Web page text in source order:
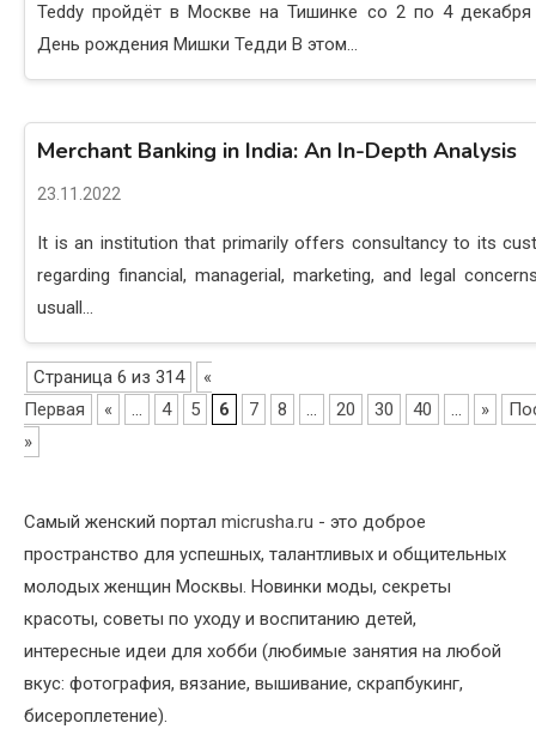
Teddy пройдёт в Москве на Тишинке со 2 по 4 декабря
День рождения Мишки Тедди В этом...
Merchant Banking in India: An In-Depth Analysis
23.11.2022
It is an institution that primarily offers consultancy to its
regarding financial, managerial, marketing, and legal
usuall...
Страница 6 из 314
«
Первая
« ... 4 5 6 7 8 ... 20 30 40 ... »
»
Самый женский портал micrusha.ru - это доброе
пространство для успешных, талантливых и общительных
молодых женщин Москвы. Новинки моды, секреты
красоты, советы по уходу и воспитанию детей,
интересные идеи для хобби (любимые занятия на любой
вкус: фотография, вязание, вышивание, скрапбукинг,
бисероплетение).